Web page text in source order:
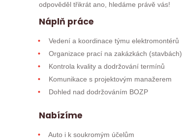
odpověděl třikrát ano, hledáme právě vás!
Náplň práce
Vedení a koordinace týmu elektromontérů
Organizace prací na zakázkách (stavbách)
Kontrola kvality a dodržování termínů
Komunikace s projektovým manažerem
Dohled nad dodržováním BOZP
Nabízíme
Auto i k soukromým účelům